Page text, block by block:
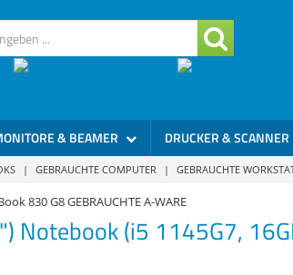
& BEAMER DRUCKER & SCANNER
| GEBRAUCHTE COMPUTER | GEBRAUCHTE
830 G8 GEBRAUCHTE A-WARE
Notebook (i5 1145G7,